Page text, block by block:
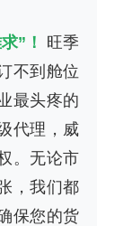
”！ 旺季
不到舱位
最头疼的
代理，威
。无论市
，我们都
保您的货